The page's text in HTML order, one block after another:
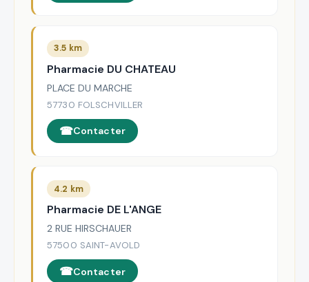
3.5 km
Pharmacie DU CHATEAU
PLACE DU MARCHE
57730 FOLSCHVILLER
Contacter
4.2 km
Pharmacie DE L'ANGE
2 RUE HIRSCHAUER
57500 SAINT-AVOLD
Contacter